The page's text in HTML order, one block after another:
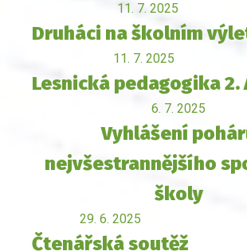
11. 7. 2025
Druháci na školním
11. 7. 2025
Lesnická pedagogika 2.
6. 7. 2025
Vyhlášení
nejvšestrannějšího
školy
29. 6. 2025
Čtenářská soutěž